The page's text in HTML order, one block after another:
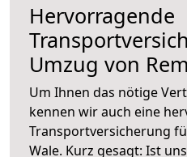
Hervorragende
Umzug von
Um Ihnen das nötige
kennen wir auch eine
Transportversicherung
Wale. Kurz gesagt: Ist